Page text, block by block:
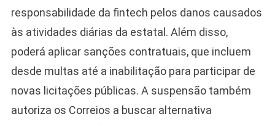
responsabilidade da fintech pelos danos causados
às atividades diárias da estatal. Além disso,
poderá aplicar sanções contratuais, que incluem
desde multas até a inabilitação para participar de
novas licitações públicas. A suspensão também
autoriza os Correios a buscar alternativa